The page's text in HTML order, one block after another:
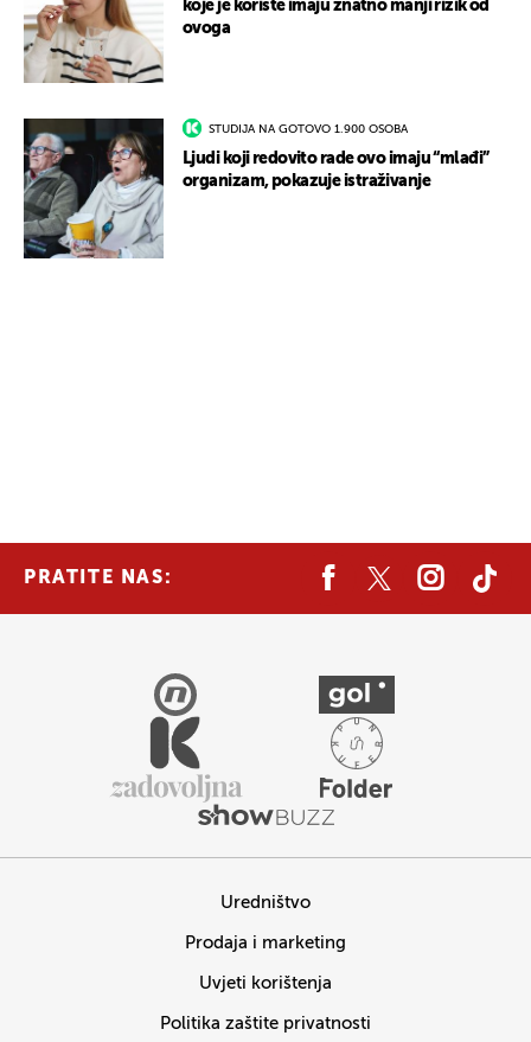
koje je koriste imaju znatno manji rizik od
ovoga
STUDIJA NA GOTOVO 1.900 OSOBA
Ljudi koji redovito rade ovo imaju “mlađi”
organizam, pokazuje istraživanje
PRATITE NAS:
Uredništvo
Prodaja i marketing
Uvjeti korištenja
Politika zaštite privatnosti